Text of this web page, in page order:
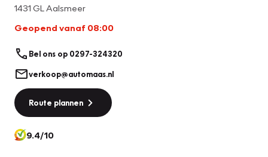
1431 GL Aalsmeer
Geopend vanaf 08:00
Bel ons op 0297-324320
verkoop@automaas.nl
Route plannen
9.4/10